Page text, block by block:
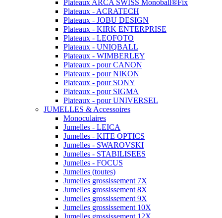
Plateaux ARCA SWISS Monoball®Fix
Plateaux - ACRATECH
Plateaux - JOBU DESIGN
Plateaux - KIRK ENTERPRISE
Plateaux - LEOFOTO
Plateaux - UNIQBALL
Plateaux - WIMBERLEY
Plateaux - pour CANON
Plateaux - pour NIKON
Plateaux - pour SONY
Plateaux - pour SIGMA
Plateaux - pour UNIVERSEL
JUMELLES & Accessoires
Monoculaires
Jumelles - LEICA
Jumelles - KITE OPTICS
Jumelles - SWAROVSKI
Jumelles - STABILISEES
Jumelles - FOCUS
Jumelles (toutes)
Jumelles grossissement 7X
Jumelles grossissement 8X
Jumelles grossissement 9X
Jumelles grossissement 10X
Jumelles grossissement 12X